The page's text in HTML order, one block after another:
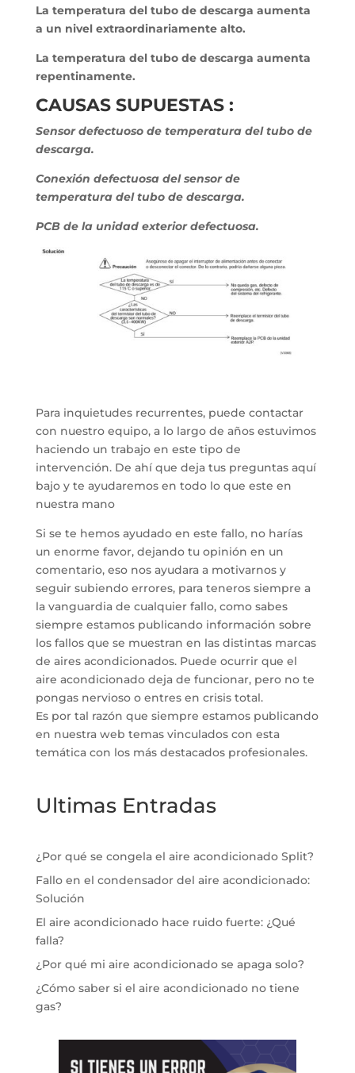
La temperatura del tubo de descarga aumenta
a un nivel extraordinariamente alto.
La temperatura del tubo de descarga aumenta
repentinamente.
CAUSAS SUPUESTAS :
Sensor defectuoso de temperatura del tubo de
descarga.
Conexión defectuosa del sensor de
temperatura del tubo de descarga.
PCB de la unidad exterior defectuosa.
Para inquietudes recurrentes, puede contactar
con nuestro equipo, a lo largo de años estuvimos
haciendo un trabajo en este tipo de
intervención. De ahí que deja tus preguntas aquí
bajo y te ayudaremos en todo lo que este en
nuestra mano
Si se te hemos ayudado en este fallo, no harías
un enorme favor, dejando tu opinión en un
comentario, eso nos ayudara a motivarnos y
seguir subiendo errores, para teneros siempre a
la vanguardia de cualquier fallo, como sabes
siempre estamos publicando información sobre
los fallos que se muestran en las distintas marcas
de aires acondicionados. Puede ocurrir que el
aire acondicionado deja de funcionar, pero no te
pongas nervioso o entres en crisis total.
Es por tal razón que siempre estamos publicando
en nuestra web temas vinculados con esta
temática con los más destacados profesionales.
Ultimas Entradas
¿Por qué se congela el aire acondicionado Split?
Fallo en el condensador del aire acondicionado:
Solución
El aire acondicionado hace ruido fuerte: ¿Qué
falla?
¿Por qué mi aire acondicionado se apaga solo?
¿Cómo saber si el aire acondicionado no tiene
gas?